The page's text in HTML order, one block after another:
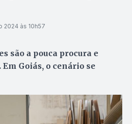
2024 às 10h57
são a pouca procura e
Goiás, o cenário se